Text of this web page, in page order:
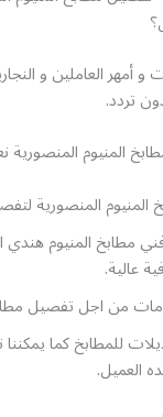
و أمهر العاملين و
تردد.
المنيوم المنصورية
المنصورية
مطابخ المنيوم
عالية.
من اجل تفصيل
للمطابخ كما
العميل.